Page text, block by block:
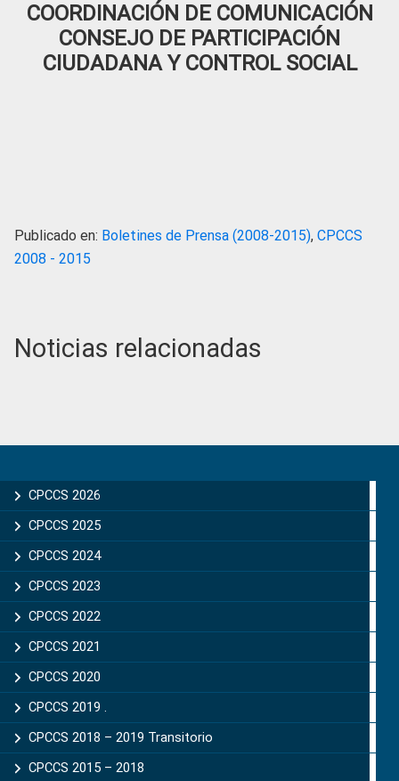
COORDINACIÓN DE COMUNICACIÓN
CONSEJO DE PARTICIPACIÓN
CIUDADANA Y CONTROL SOCIAL
Publicado en: Boletines de Prensa (2008-2015), CPCCS
2008 - 2015
Noticias relacionadas
Sidebar
CPCCS 2026
CPCCS 2025
CPCCS 2024
CPCCS 2023
CPCCS 2022
CPCCS 2021
CPCCS 2020
CPCCS 2019 .
CPCCS 2018 – 2019 Transitorio
CPCCS 2015 – 2018